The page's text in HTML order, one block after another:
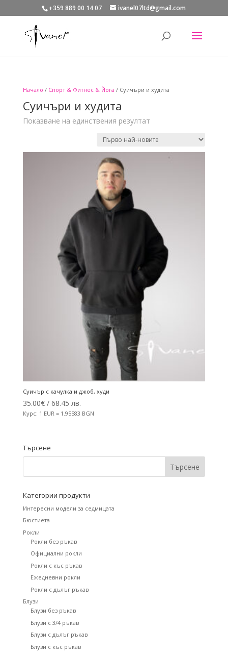
+359 889 00 14 07 ivanel07ltd@gmail.com
Начало / Спорт & Фитнес & Йога / Суичъри и худита
Суичъри и худита
Показване на единствения резултат
Суичър с качулка и джоб, худи
35.00€/ 68.45 лв.
Курс: 1 EUR = 1.95583 BGN
Търсене
Категории продукти
Интересни модели за седмицата
Бюстиета
Рокли
Рокли без ръкав
Официални рокли
Рокли с къс ръкав
Ежедневни рокли
Рокли с дълъг ръкав
Блузи
Блузи без ръкав
Блузи с 3/4 ръкав
Блузи с дълъг ръкав
Блузи с къс ръкав